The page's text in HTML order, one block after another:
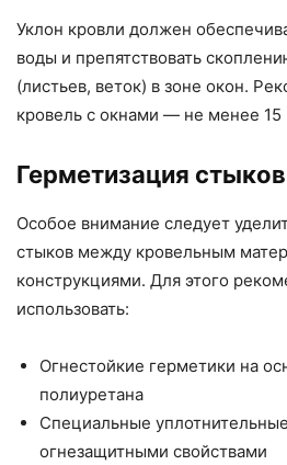
Уклон кровли должен
воды и препятствовать
(листьев, веток) в зоне окон.
кровель с окнами — не менее 15
Герметизация стыков
Особое внимание следует
стыков между кровельным
конструкциями. Для этого
использовать:
Огнестойкие герметики на
полиуретана
Специальные
огнезащитными свойствами